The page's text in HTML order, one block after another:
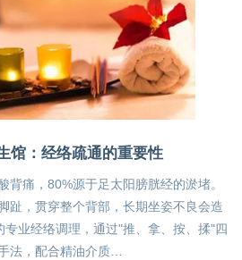
馆：经络疏通的重要性
背痛，80%源于足太阳膀胱经的淤堵。
趾，贯穿整个背部，长期坐姿不良会造
业经络调理，通过"推、拿、按、揉"四
法，配合精油介质…